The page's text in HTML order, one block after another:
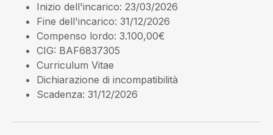
Inizio dell'incarico: 23/03/2026
Fine dell'incarico: 31/12/2026
Compenso lordo: 3.100,00€
CIG: BAF6837305
Curriculum Vitae
Dichiarazione di incompatibilità
Scadenza: 31/12/2026